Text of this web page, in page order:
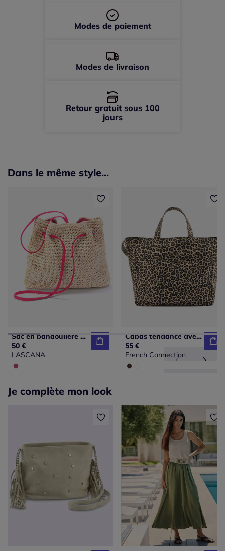
Modes de paiement
Modes de livraison
Retour gratuit sous 100
jours
Dans le même style...
Sac en bandoulière sac à main estival en matière légère avec petite poche intérieure
50 €
LASCANA
Cabas tendance avec petite poche intérieure et deux longueurs d'anses
55 €
French Connection
Je complète mon look